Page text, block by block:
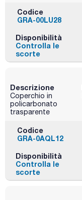
Codice
GRA-00LU28
Disponibilità
Controlla le
scorte
Descrizione
Coperchio in
policarbonato
trasparente
Codice
GRA-0AQL12
Disponibilità
Controlla le
scorte